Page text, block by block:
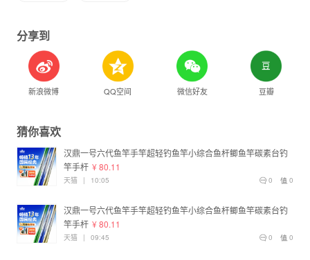
分享到
新浪微博 QQ空间 微信好友 豆瓣
猜你喜欢
汉鼎一号六代鱼竿手竿超轻钓鱼竿小综合鱼杆鲫鱼竿碳素台钓
竿手杆 ¥ 80.11
0
0
天猫 | 10:05
汉鼎一号六代鱼竿手竿超轻钓鱼竿小综合鱼杆鲫鱼竿碳素台钓
竿手杆 ¥ 80.11
0
0
天猫 | 09:45